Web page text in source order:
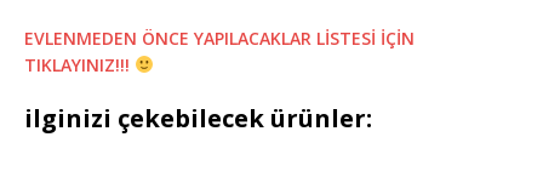
EVLENMEDEN ÖNCE YAPILACAKLAR LİSTESİ İÇİN
TIKLAYINIZ!!!
ilginizi çekebilecek ürünler: